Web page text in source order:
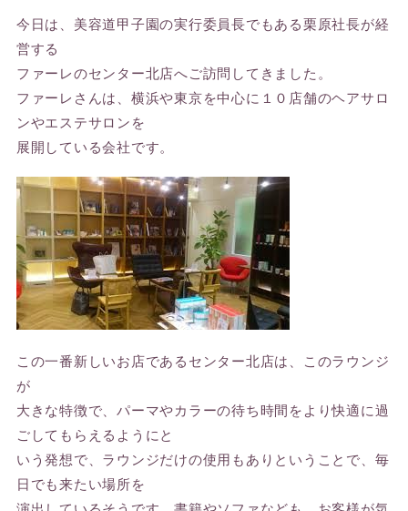
今日は、美容道甲子園の実行委員長でもある栗原社長が経
営する
ファーレのセンター北店へご訪問してきました。
ファーレさんは、横浜や東京を中心に１０店舗のヘアサロ
ンやエステサロンを
展開している会社です。
この一番新しいお店であるセンター北店は、このラウンジ
が
大きな特徴で、パーマやカラーの待ち時間をより快適に過
ごしてもらえるようにと
いう発想で、ラウンジだけの使用もありということで、毎
日でも来たい場所を